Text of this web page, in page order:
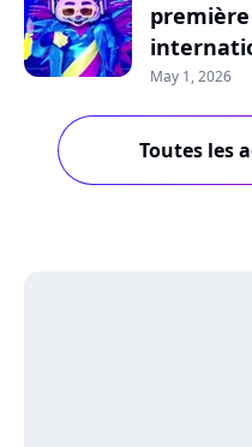
May 1, 2026
Toutes les